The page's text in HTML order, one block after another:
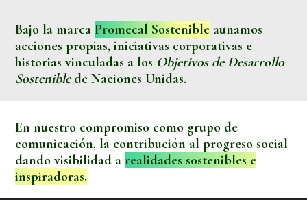
Bajo la marca Promecal Sostenible aunamos
acciones propias, iniciativas corporativas e
historias vinculadas a los Objetivos de Desarrollo
Sosteniblede Naciones Unidas.
En nuestro compromiso como grupo de
comunicación, la contribución al progreso social
dando visibilidad arealidades sostenibles e
inspiradoras.